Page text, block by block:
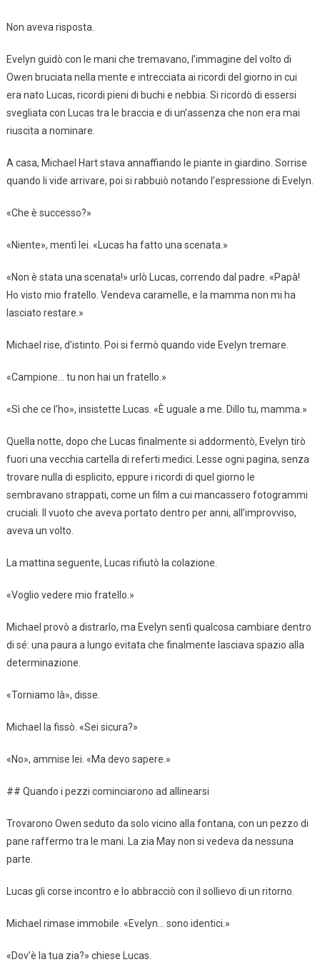
Non aveva risposta.
Evelyn guidò con le mani che tremavano, l’immagine del volto di
Owen bruciata nella mente e intrecciata ai ricordi del giorno in cui
era nato Lucas, ricordi pieni di buchi e nebbia. Si ricordò di essersi
svegliata con Lucas tra le braccia e di un’assenza che non era mai
riuscita a nominare.
A casa, Michael Hart stava annaffiando le piante in giardino. Sorrise
quando li vide arrivare, poi si rabbuiò notando l’espressione di Evelyn.
«Che è successo?»
«Niente», mentì lei. «Lucas ha fatto una scenata.»
«Non è stata una scenata!» urlò Lucas, correndo dal padre. «Papà!
Ho visto mio fratello. Vendeva caramelle, e la mamma non mi ha
lasciato restare.»
Michael rise, d’istinto. Poi si fermò quando vide Evelyn tremare.
«Campione… tu non hai un fratello.»
«Sì che ce l’ho», insistette Lucas. «È uguale a me. Dillo tu, mamma.»
Quella notte, dopo che Lucas finalmente si addormentò, Evelyn tirò
fuori una vecchia cartella di referti medici. Lesse ogni pagina, senza
trovare nulla di esplicito, eppure i ricordi di quel giorno le
sembravano strappati, come un film a cui mancassero fotogrammi
cruciali. Il vuoto che aveva portato dentro per anni, all’improvviso,
aveva un volto.
La mattina seguente, Lucas rifiutò la colazione.
«Voglio vedere mio fratello.»
Michael provò a distrarlo, ma Evelyn sentì qualcosa cambiare dentro
di sé: una paura a lungo evitata che finalmente lasciava spazio alla
determinazione.
«Torniamo là», disse.
Michael la fissò. «Sei sicura?»
«No», ammise lei. «Ma devo sapere.»
## Quando i pezzi cominciarono ad allinearsi
Trovarono Owen seduto da solo vicino alla fontana, con un pezzo di
pane raffermo tra le mani. La zia May non si vedeva da nessuna
parte.
Lucas gli corse incontro e lo abbracciò con il sollievo di un ritorno.
Michael rimase immobile. «Evelyn… sono identici.»
«Dov’è la tua zia?» chiese Lucas.